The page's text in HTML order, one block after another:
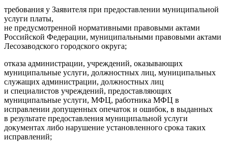
требования у Заявителя при предоставлении муниципальной
услуги платы,
не предусмотренной нормативными правовыми актами
Российской Федерации, муниципальными правовыми актами
Лесозаводского городского округа;
отказа администрации, учреждений, оказывающих
муниципальные услуги, должностных лиц, муниципальных
служащих администрации, должностных лиц
и специалистов учреждений, предоставляющих
муниципальные услуги, МФЦ, работника МФЦ в
исправлении допущенных опечаток и ошибок, в выданных
в результате предоставления муниципальной услуги
документах либо нарушение установленного срока таких
исправлений;